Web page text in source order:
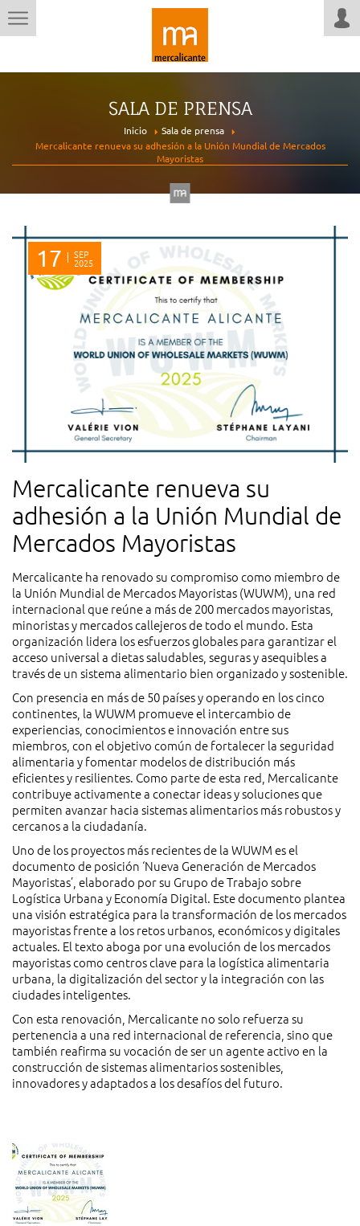
SALA DE PRENSA
Inicio
Sala de prensa
Mercalicante renueva su adhesión a la Unión Mundial de Mercados
Mayoristas
17 SEP
2025
Mercalicante renueva su
adhesión a la Unión Mundial de
Mercados Mayoristas
Mercalicante ha renovado su compromiso como miembro de
la Unión Mundial de Mercados Mayoristas (WUWM), una red
internacional que reúne a más de 200 mercados mayoristas,
minoristas y mercados callejeros de todo el mundo. Esta
organización lidera los esfuerzos globales para garantizar el
acceso universal a dietas saludables, seguras y asequibles a
través de un sistema alimentario bien organizado y sostenible.
Con presencia en más de 50 países y operando en los cinco
continentes, la WUWM promueve el intercambio de
experiencias, conocimientos e innovación entre sus
miembros, con el objetivo común de fortalecer la seguridad
alimentaria y fomentar modelos de distribución más
eficientes y resilientes. Como parte de esta red, Mercalicante
contribuye activamente a conectar ideas y soluciones que
permiten avanzar hacia sistemas alimentarios más robustos y
cercanos a la ciudadanía.
Uno de los proyectos más recientes de la WUWM es el
documento de posición ‘Nueva Generación de Mercados
Mayoristas’, elaborado por su Grupo de Trabajo sobre
Logística Urbana y Economía Digital. Este documento plantea
una visión estratégica para la transformación de los mercados
mayoristas frente a los retos urbanos, económicos y digitales
actuales. El texto aboga por una evolución de los mercados
mayoristas como centros clave para la logística alimentaria
urbana, la digitalización del sector y la integración con las
ciudades inteligentes.
Con esta renovación, Mercalicante no solo refuerza su
pertenencia a una red internacional de referencia, sino que
también reafirma su vocación de ser un agente activo en la
construcción de sistemas alimentarios sostenibles,
innovadores y adaptados a los desafíos del futuro.